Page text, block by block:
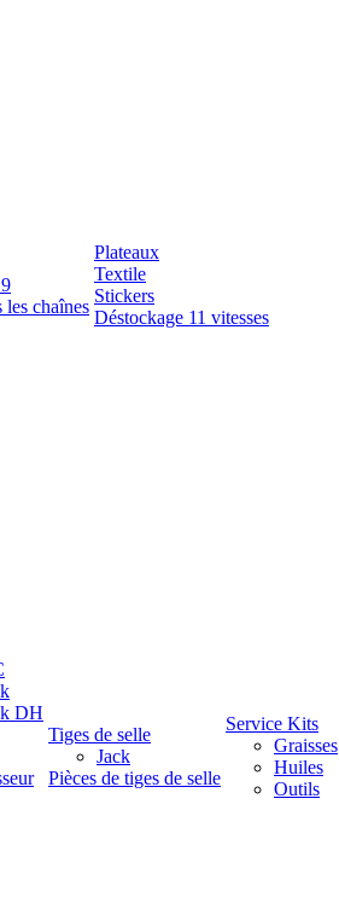
les chaînes
Plateaux
Textile
Stickers
Déstockage 11 vitesses
DH
Tiges de selle
Jack
Pièces de tiges de selle
Service Kits
Graisses
Huiles
Outils